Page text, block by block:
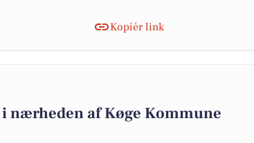
Kopiér link
nærheden af Køge Kommune